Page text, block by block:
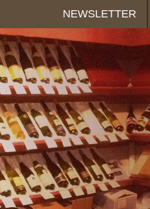
NEWSLETTER
Panneau de gestion des cookies